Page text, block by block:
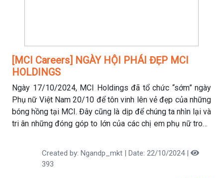
[MCI Careers] NGÀY HỘI PHÁI ĐẸP MCI
HOLDINGS
Ngày 17/10/2024, MCI Holdings đã tổ chức “sớm” ngày
Phụ nữ Việt Nam 20/10 để tôn vinh lên vẻ đẹp của những
bóng hồng tại MCI. Đây cũng là dịp để chúng ta nhìn lại và
tri ân những đóng góp to lớn của các chị em phụ nữ trong
Created by: Ngandp_mkt | Date: 22/10/2024 |
393